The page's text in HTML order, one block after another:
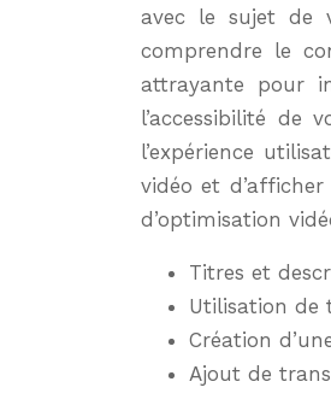
avec le sujet de
comprendre le
attrayante pour
l’accessibilité de
l’expérience
vidéo et
d’optimisation
Titres et
Utilisation de
Création
Ajout de